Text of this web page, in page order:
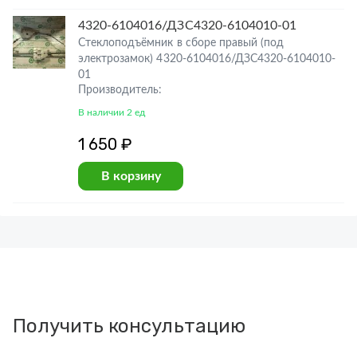
4320-6104016/ДЗС4320-6104010-01
Стеклоподъёмник в сборе правый (под
электрозамок) 4320-6104016/ДЗС4320-6104010-
01
Производитель:
В наличии 2 ед
1 650 ₽
В корзину
Получить консультацию